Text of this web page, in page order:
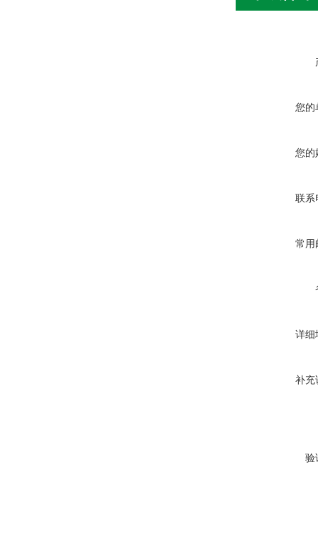
您的
您的
联系
常用
详细
补充
验